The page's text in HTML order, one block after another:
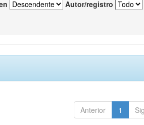
Autor/registro
Anterior 1